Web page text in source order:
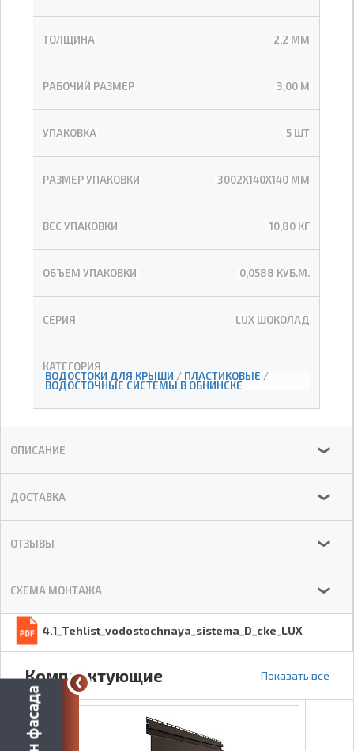
4.1_Tehlist_vodostochnaya_sistema_D_cke_LUX
ТОЛЩИНА 2,2 ММ
РАБОЧИЙ РАЗМЕР 3,00 М
УПАКОВКА 5 ШТ
РАЗМЕР УПАКОВКИ 3002Х140Х140 ММ
ВЕС УПАКОВКИ 10,80 КГ
ОБЪЕМ УПАКОВКИ 0,0588 КУБ.М.
СЕРИЯ LUX ШОКОЛАД
КАТЕГОРИЯ
ВОДОСТОКИ ДЛЯ КРЫШИ / ПЛАСТИКОВЫЕ /
ВОДОСТОЧНЫЕ СИСТЕМЫ В ОБНИНСКЕ
ОПИСАНИЕ ❯
ДОСТАВКА ❯
ОТЗЫВЫ ❯
СХЕМА МОНТАЖА ❯
Комплектующие Показать все